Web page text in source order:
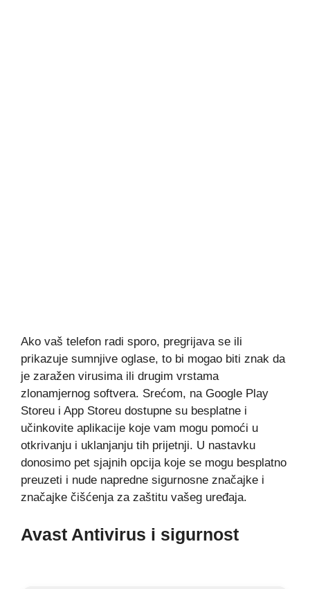
Ako vaš telefon radi sporo, pregrijava se ili
prikazuje sumnjive oglase, to bi mogao biti znak da
je zaražen virusima ili drugim vrstama
zlonamjernog softvera. Srećom, na Google Play
Storeu i App Storeu dostupne su besplatne i
učinkovite aplikacije koje vam mogu pomoći u
otkrivanju i uklanjanju tih prijetnji. U nastavku
donosimo pet sjajnih opcija koje se mogu besplatno
preuzeti i nude napredne sigurnosne značajke i
značajke čišćenja za zaštitu vašeg uređaja.
Avast Antivirus i sigurnost